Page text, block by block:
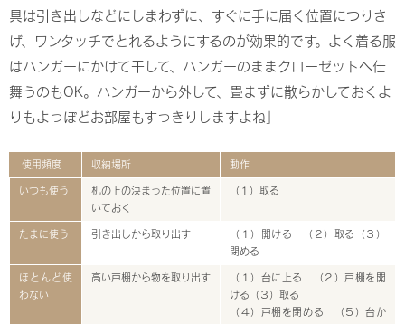
具は引き出しなどにしまわずに、すぐに手に届く位置につりさ
げ、ワンタッチでとれるようにするのが効果的です。よく着る服
はハンガーにかけて干して、ハンガーのままクローゼットへ仕
舞うのもOK。ハンガーから外して、畳まずに散らかしておくよ
りもよっぽどお部屋もすっきりしますよね」
使用頻度 収納場所 動作
いつも使う
机の上の決まった位置に置
いておく
（１）取る
たまに使う 引き出しから取り出す
（１）開ける （２）取る（３）
閉める
ほとんど使
わない
高い戸棚から物を取り出す
（１）台に上る （２）戸棚を開
ける（３）取る
（４）戸棚を閉める （５）台か